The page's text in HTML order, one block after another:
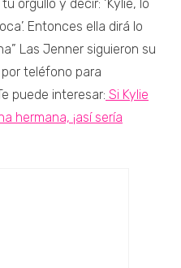
orgullo y decir: ‘Kylie, lo
Entonces ella dirá lo
Las Jenner siguieron su
teléfono para
puede interesar: Si Kylie
hermana, ¡así sería